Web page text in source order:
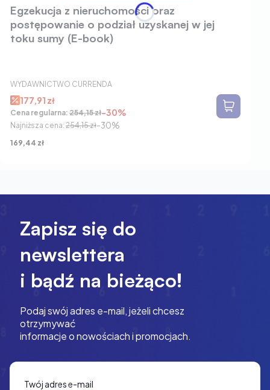
Egzekucja z nieruchomości oraz
postępowanie o podział uzyskanej w jej
toku sumy (E-book)
WYDAWNICTWO CURRENDA
177,91 zł
Cena regularna: 254,15 zł-30%
Najniższa cena: 254,15 zł-30%
Cena
169,44 zł
Zapisz się do
newslettera
i bądź na bieżąco!
Podaj swój adres e-mail, jeżeli chcesz
otrzymywać
informacje o nowościach i promocjach.
Twój adres e-mail